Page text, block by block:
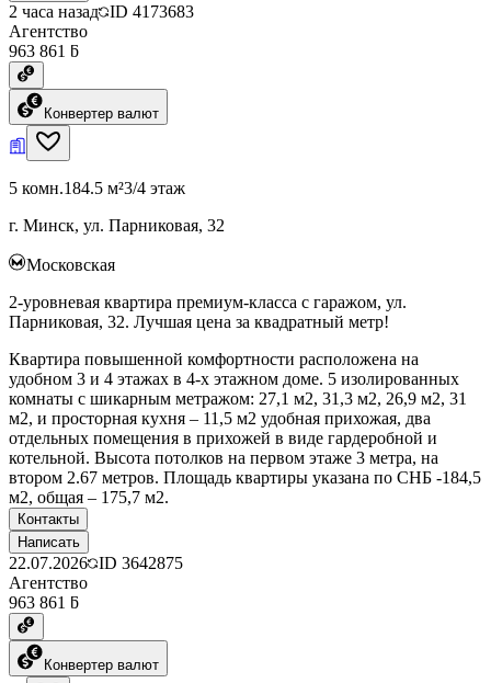
2 часа назад ID 4173683
Агентство
963 861 ƃ
Конвертер валют
5 комн.184.5 м²3/4 этаж
г. Минск, ул. Парниковая, 32
Московская
2-уровневая квартира премиум-класса с гаражом, ул.
Парниковая, 32. Лучшая цена за квадратный метр!
Квартира повышенной комфортности расположена на
удобном 3 и 4 этажах в 4-х этажном доме. 5 изолированных
комнаты с шикарным метражом: 27,1 м2, 31,3 м2, 26,9 м2, 31
м2, и просторная кухня – 11,5 м2 удобная прихожая, два
отдельных помещения в прихожей в виде гардеробной и
котельной. Высота потолков на первом этаже 3 метра, на
втором 2.67 метров. Площадь квартиры указана по СНБ -184,5
м2, общая – 175,7 м2.
Контакты
Написать
22.07.2026 ID 3642875
Агентство
963 861 ƃ
Конвертер валют